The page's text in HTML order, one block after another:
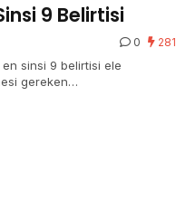
9 Belirtisi
0 281
en sinsi 9 belirtisi ele
gereken…